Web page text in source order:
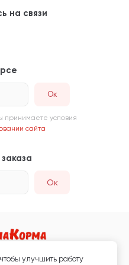
на связи
принимаете условия
сайта
Ок
и ветаптека
улучшить работу